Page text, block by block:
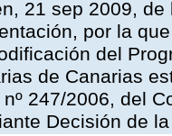
21 sep 2009,
por la
del
de Canarias
nº 247/2006, del
Decisión de